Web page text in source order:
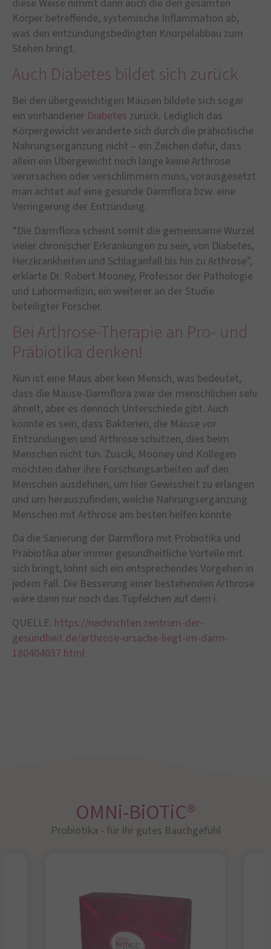
diese Weise nimmt dann auch die den gesamten
Körper betreffende, systemische Inflammation ab,
was den entzündungsbedingten Knorpelabbau zum
Stehen bringt.
Auch Diabetes bildet sich zurück
Bei den übergewichtigen Mäusen bildete sich sogar
ein vorhandener Diabetes zurück. Lediglich das
Körpergewicht veränderte sich durch die präbiotische
Nahrungsergänzung nicht – ein Zeichen dafür, dass
allein ein Übergewicht noch lange keine Arthrose
verursachen oder verschlimmern muss, vorausgesetzt
man achtet auf eine gesunde Darmflora bzw. eine
Verringerung der Entzündung.
“Die Darmflora scheint somit die gemeinsame Wurzel
vieler chronischer Erkrankungen zu sein, von Diabetes,
Herzkrankheiten und Schlaganfall bis hin zu Arthrose”,
erklärte Dr. Robert Mooney, Professor der Pathologie
und Labormedizin, ein weiterer an der Studie
beteiligter Forscher.
Bei Arthrose-Therapie an Pro- und
Präbiotika denken!
Nun ist eine Maus aber kein Mensch, was bedeutet,
dass die Mäuse-Darmflora zwar der menschlichen sehr
ähnelt, aber es dennoch Unterschiede gibt. Auch
könnte es sein, dass Bakterien, die Mäuse vor
Entzündungen und Arthrose schützen, dies beim
Menschen nicht tun. Zuscik, Mooney und Kollegen
möchten daher ihre Forschungsarbeiten auf den
Menschen ausdehnen, um hier Gewissheit zu erlangen
und um herauszufinden, welche Nahrungsergänzung
Menschen mit Arthrose am besten helfen könnte.
Da die Sanierung der Darmflora mit Probiotika und
Präbiotika aber immer gesundheitliche Vorteile mit
sich bringt, lohnt sich ein entsprechendes Vorgehen in
jedem Fall. Die Besserung einer bestehenden Arthrose
wäre dann nur noch das Tüpfelchen auf dem i.
QUELLE: https://nachrichten.zentrum-der-
gesundheit.de/arthrose-ursache-liegt-im-darm-
180404037.html
OMNi-BiOTiC®
Probiotika - für Ihr gutes Bauchgefühl​